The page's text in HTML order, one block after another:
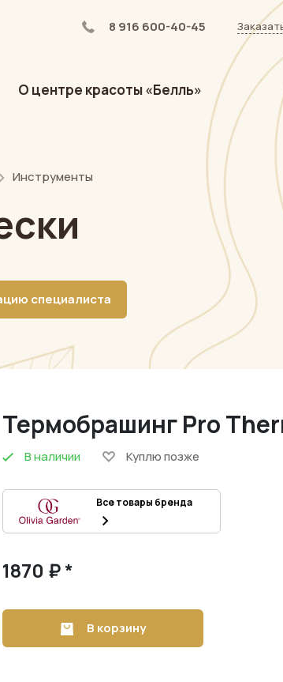
8 916 600-40-45
О центре красоты «Белль»
Инструменты
специалиста
Термобрашинг Pro
В наличии Куплю позже
Все товары бренда
1870 ₽ *
В корзину